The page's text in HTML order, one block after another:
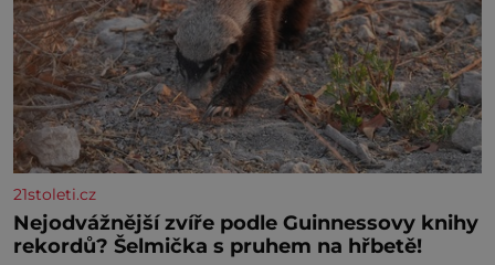
21stoleti.cz
Nejodvážnější zvíře podle Guinnessovy knihy
rekordů? Šelmička s pruhem na hřbetě!